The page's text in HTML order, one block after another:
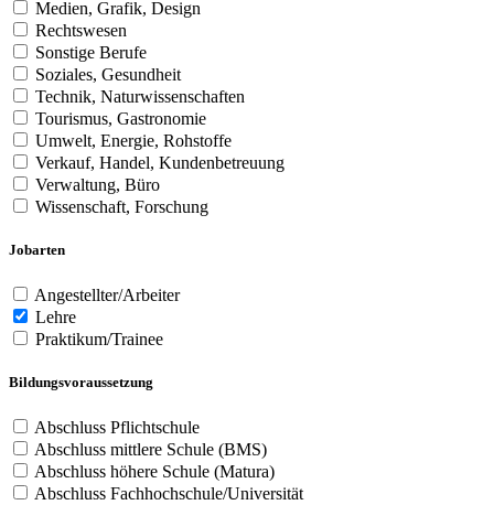
Medien, Grafik, Design
Rechtswesen
Sonstige Berufe
Soziales, Gesundheit
Technik, Naturwissenschaften
Tourismus, Gastronomie
Umwelt, Energie, Rohstoffe
Verkauf, Handel, Kundenbetreuung
Verwaltung, Büro
Wissenschaft, Forschung
Jobarten
Angestellter/Arbeiter
Lehre
Praktikum/Trainee
Bildungsvoraussetzung
Abschluss Pflichtschule
Abschluss mittlere Schule (BMS)
Abschluss höhere Schule (Matura)
Abschluss Fachhochschule/Universität